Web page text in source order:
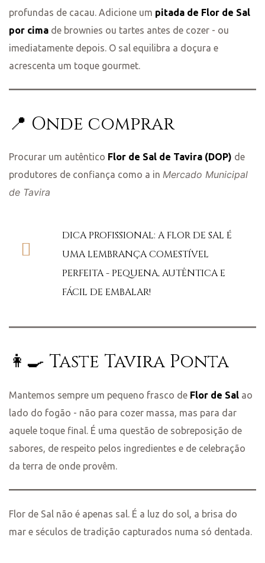
profundas de cacau. Adicione um pitada de Flor de Sal
por cima de brownies ou tartes antes de cozer - ou
imediatamente depois. O sal equilibra a doçura e
acrescenta um toque gourmet.
📍 Onde comprar
Procurar um autêntico Flor de Sal de Tavira (DOP) de
produtores de confiança como a in Mercado Municipal
de Tavira
DICA PROFISSIONAL: A FLOR DE SAL É
UMA LEMBRANÇA COMESTÍVEL
PERFEITA - PEQUENA, AUTÊNTICA E
FÁCIL DE EMBALAR!
👩‍🍳 Taste Tavira Ponta
Mantemos sempre um pequeno frasco de Flor de Sal ao
lado do fogão - não para cozer massa, mas para dar
aquele toque final. É uma questão de sobreposição de
sabores, de respeito pelos ingredientes e de celebração
da terra de onde provêm.
Flor de Sal não é apenas sal. É a luz do sol, a brisa do
mar e séculos de tradição capturados numa só dentada.